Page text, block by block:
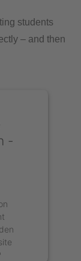
students
– and then
-